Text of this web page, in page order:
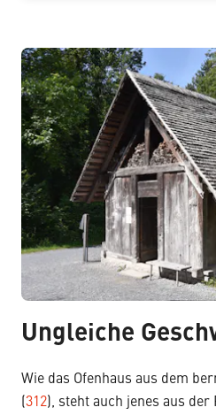
Ungleiche
Wie das Ofenhaus aus dem
(312), steht auch jenes aus